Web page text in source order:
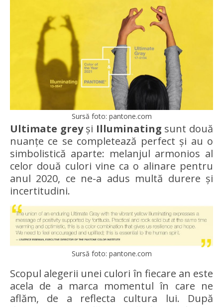
Sursă foto: pantone.com
Ultimate greyși Illuminating sunt două
nuanțe ce se completează perfect și au o
simbolistică aparte: melanjul armonios al
celor două culori vine ca o alinare pentru
anul 2020, ce ne-a adus multă durere și
incertitudini.
Sursă foto: pantone.com
Scopul alegerii unei culori în fiecare an este
acela de a marca momentul în care ne
aflăm, de a reflecta cultura lui. După